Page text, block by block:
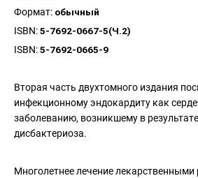
Формат: обычный
ISBN:5-7692-0667-5(Ч.2)
ISBN:5-7692-0665-9
Вторая часть двухтомного издания
инфекционному эндокардиту как
заболеванию, возникшему в
дисбактериоза.
Многолетнее лечение лекарственными